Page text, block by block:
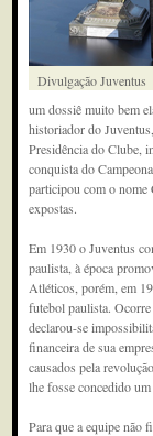
Divulgação Juventus
um dossiê muito bem
historiador do
Presidência do Clube,
conquista do
participou com o
expostas.
Em 1930 o Juventus
paulista, à época
Atléticos, porém, em
futebol paulista.
declarou-se
financeira de sua
causados pela
lhe fosse concedido
Para que a equipe não